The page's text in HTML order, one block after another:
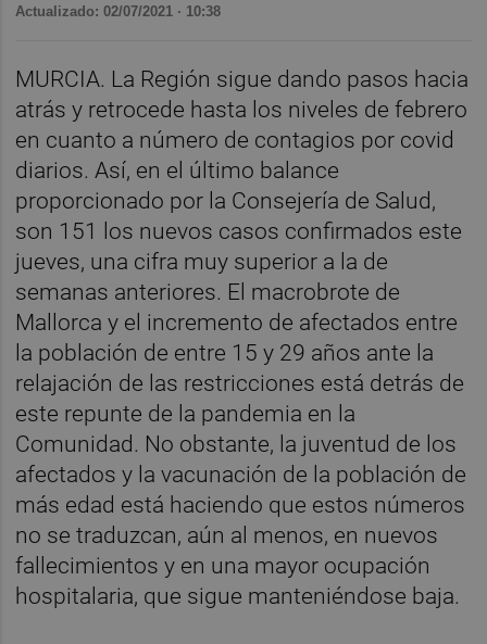
Actualizado: 02/07/2021 · 10:38
MURCIA. La Región sigue dando pasos hacia
atrás y retrocede hasta los niveles de febrero
en cuanto a número de contagios por covid
diarios. Así, en el último balance
proporcionado por la Consejería de Salud,
son 151 los nuevos casos confirmados este
jueves, una cifra muy superior a la de
semanas anteriores. El macrobrote de
Mallorca y el incremento de afectados entre
la población de entre 15 y 29 años ante la
relajación de las restricciones está detrás de
este repunte de la pandemia en la
Comunidad. No obstante, la juventud de los
afectados y la vacunación de la población de
más edad está haciendo que estos números
no se traduzcan, aún al menos, en nuevos
fallecimientos y en una mayor ocupación
hospitalaria, que sigue manteniéndose baja.